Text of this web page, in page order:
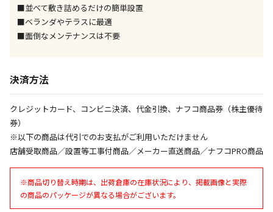
特定の店舗のみで受取ができる商品です（宅配便での
お届けができません）
※同時購入の商品は、全て同じ店舗での受取となりま
※支払い方法の代金引換は選択できません。
宅配のみでお届けする商品です（店舗受取は選択でき
ません）
※「宅配・店舗受取」「宅配のみ」マークの商品のみ
同時購入が可能です
午前9時までのご注文確定した商品については、当日に
■並べて敷き詰めるだけの簡単設置
■ベランダやテラスに最適
■面倒なメンテナンスは不要
決済方法
クレジットカード、コンビニ決済、代金引換、ナフコ商品券（株主優待
券）
※以下の商品は代引でのお支払がご利用いただけません
店舗受取商品／設置等工事付商品／メーカー直送商品／ナフコPRO商品
※商品切り替え時期は、出荷倉庫の在庫状況により、掲載画像と実際
の商品のパッケージが異なる場合がございます。